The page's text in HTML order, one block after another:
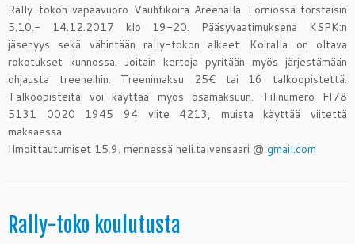
Rally-tokon vapaavuoro Vauhtikoira Areenalla Torniossa torstaisin
5.10.- 14.12.2017 klo 19-20. Pääsyvaatimuksena KSPK:n
jäsenyys sekä vähintään rally-tokon alkeet. Koiralla on oltava
rokotukset kunnossa. Joitain kertoja pyritään myös järjestämään
ohjausta treeneihin. Treenimaksu 25€ tai 16 talkoopistettä.
Talkoopisteitä voi käyttää myös osamaksuun. Tilinumero FI78
5131 0020 1945 94 viite 4213, muista käyttää viitettä
maksaessa.
Ilmoittautumiset 15.9. mennessä heli.talvensaari @ gmail.com
Rally-toko koulutusta